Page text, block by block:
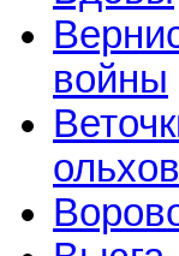
войны